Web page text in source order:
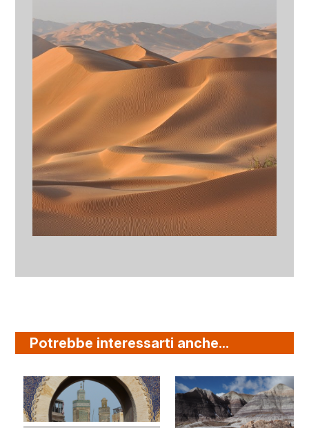
Potrebbe interessarti anche...